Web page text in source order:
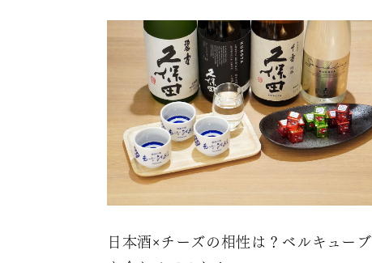
日本酒×チーズの相性は？ベルキューブ